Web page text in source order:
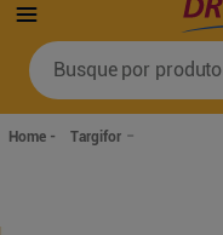
Busque por produto
Targifor
Termos mais
lenco umedecido